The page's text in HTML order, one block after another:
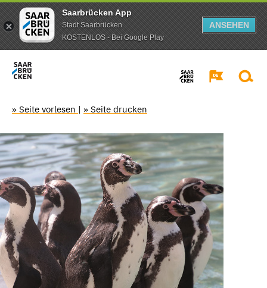
Saarbrücken App
Stadt Saarbrücken
KOSTENLOS - Bei Google Play
ANSEHEN
» Seite vorlesen | » Seite drucken